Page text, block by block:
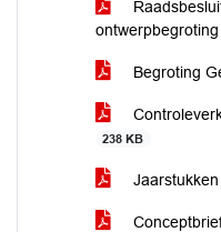
Begroting
238 KB